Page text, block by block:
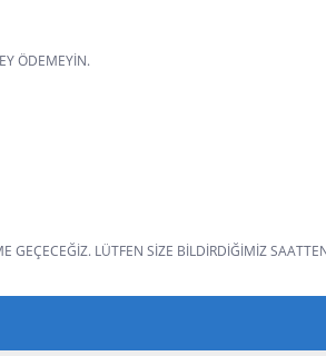
ÖDEMEYIN.
GEÇECEĞIZ. LÜTFEN SIZE BILDIRDIĞIMIZ